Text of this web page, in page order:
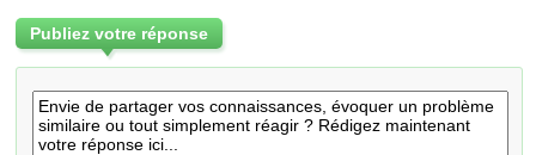
Publiez votre réponse